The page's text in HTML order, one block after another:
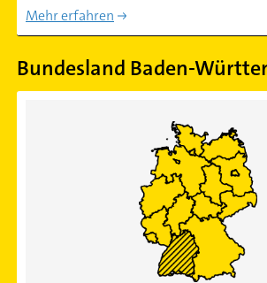
Mehr erfahren
Bundesland Baden-